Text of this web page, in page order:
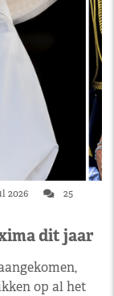
2026
25
dit jaar
op al het